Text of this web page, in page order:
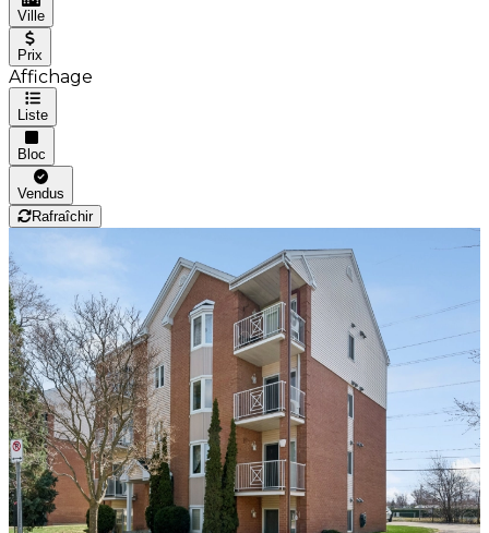
Ville
Prix
Affichage
Liste
Bloc
Vendus
Rafraîchir